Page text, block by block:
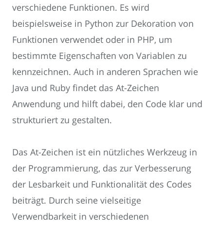
verschiedene Funktionen. Es wird
beispielsweise in Python zur Dekoration von
Funktionen verwendet oder in PHP, um
bestimmte Eigenschaften von Variablen zu
kennzeichnen. Auch in anderen Sprachen wie
Java und Ruby findet das At-Zeichen
Anwendung und hilft dabei, den Code klar und
strukturiert zu gestalten.
Das At-Zeichen ist ein nützliches Werkzeug in
der Programmierung, das zur Verbesserung
der Lesbarkeit und Funktionalität des Codes
beiträgt. Durch seine vielseitige
Verwendbarkeit in verschiedenen